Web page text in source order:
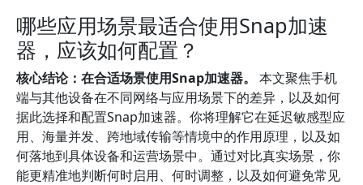
哪些应用场景最适合使用Snap加速
器，应该如何配置？
核心结论：在合适场景使用Snap加速器。
本文聚焦手机
端与其他设备在不同网络与应用场景下的差异，以及如何
据此选择和配置Snap加速器。你将理解它在延迟敏感型应
用、海量并发、跨地域传输等情境中的作用原理，以及如
何落地到具体设备和运营场景中。通过对比真实场景，你
能更精准地判断何时启用、何时调整，以及如何避免常见